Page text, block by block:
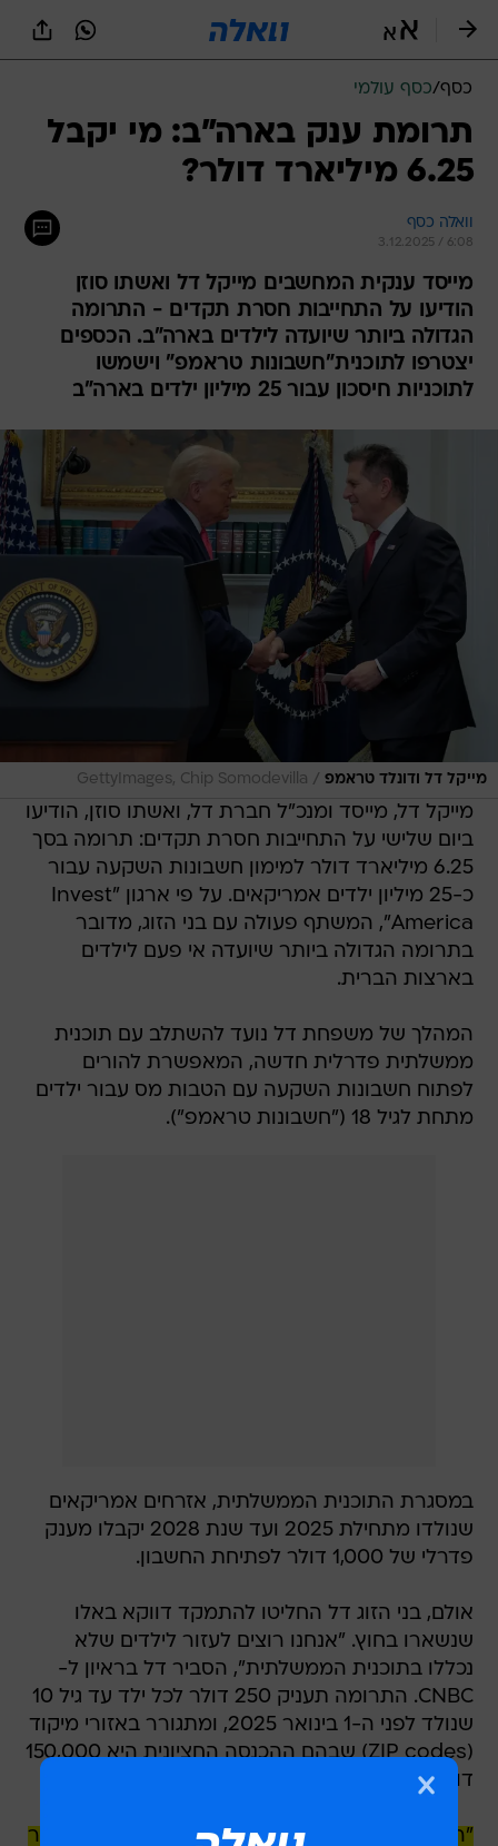
כסף/כסף עולמי
תרומת ענק בארה"ב: מי יקבל
6.25 מיליארד דולר?
וואלה כסף
3.12.2025 / 6:08
מייסד ענקית המחשבים מייקל דל ואשתו סוזן
הודיעו על התחייבות חסרת תקדים - התרומה
הגדולה ביותר שיועדה לילדים בארה"ב. הכספים
יצטרפו לתוכנית"חשבונות טראמפ" וישמשו
לתוכניות חיסכון עבור 25 מיליון ילדים בארה"ב
מייקל דל ודונלד טראמפ /
GettyImages, Chip Somodevilla
מייקל דל, מייסד ומנכ"ל חברת דל, ואשתו סוזן, הודיעו
ביום שלישי על התחייבות חסרת תקדים: תרומה בסך
6.25 מיליארד דולר למימון חשבונות השקעה עבור
כ-25 מיליון ילדים אמריקאים. על פי ארגון "Invest
America", המשתף פעולה עם בני הזוג, מדובר
בתרומה הגדולה ביותר שיועדה אי פעם לילדים
בארצות הברית.
המהלך של משפחת דל נועד להשתלב עם תוכנית
ממשלתית פדרלית חדשה, המאפשרת להורים
לפתוח חשבונות השקעה עם הטבות מס עבור ילדים
מתחת לגיל 18 ("חשבונות טראמפ").
במסגרת התוכנית הממשלתית, אזרחים אמריקאים
שנולדו מתחילת 2025 ועד שנת 2028 יקבלו מענק
פדרלי של 1,000 דולר לפתיחת החשבון.
אולם, בני הזוג דל החליטו להתמקד דווקא באלו
שנשארו בחוץ. "אנחנו רוצים לעזור לילדים שלא
נכללו בתוכנית הממשלתית", הסביר דל בראיון ל-
CNBC. התרומה תעניק 250 דולר לכל ילד עד גיל 10
שנולד לפני ה-1 בינואר 2025, ומתגורר באזורי מיקוד
(ZIP codes) שבהם ההכנסה החציונית היא 150,000
דולר ומטה.
"התוכנית נועדה לתת למשפחות תחושת תמיכה כבר